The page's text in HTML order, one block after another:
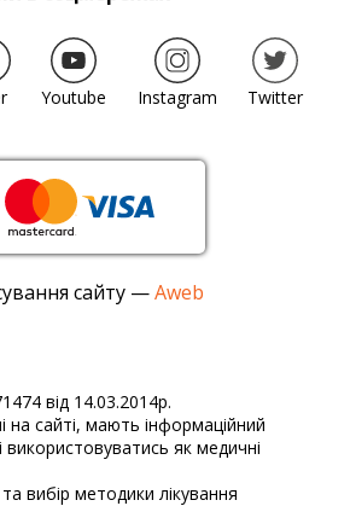
Вдячна всьому персоналу за
Олена
рівні. Лікарю
окреме дякую за
цю клініку і чудового
Володимировича.
розумний, підтримує
від 14.03.2014р.
на сайті, мають інформаційний
використовуватись як медичні
вибір методики лікування
Youtube Instagram Twitter
сайту —Aweb